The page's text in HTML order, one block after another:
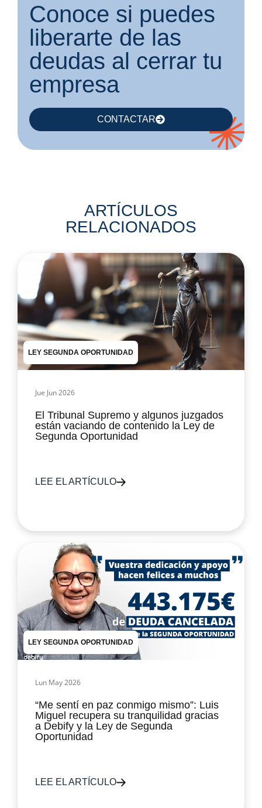
Conoce si puedes
liberarte de las
deudas al cerrar tu
empresa
CONTACTAR
ARTÍCULOS
RELACIONADOS
LEY SEGUNDA OPORTUNIDAD
Jue Jun 2026
El Tribunal Supremo y algunos juzgados
están vaciando de contenido la Ley de
Segunda Oportunidad
LEE EL ARTÍCULO
LEY SEGUNDA OPORTUNIDAD
Lun May 2026
“Me sentí en paz conmigo mismo”: Luis
Miguel recupera su tranquilidad gracias
a Debify y la Ley de Segunda
Oportunidad
LEE EL ARTÍCULO